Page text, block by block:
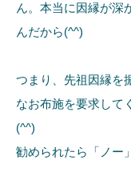
ん。本当に因縁が深
んだから(^^)
つまり、先祖因縁を
なお布施を要求して
(^^)
勧められたら「ノー